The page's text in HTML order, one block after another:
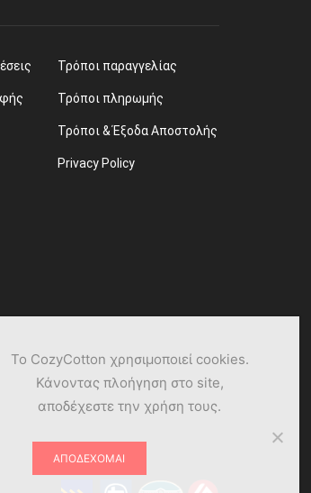
Τρόποι παραγγελίας
Τρόποι πληρωμής
Τρόποι & Έξοδα Αποστολής
Privacy Policy
Το CozyCotton χρησιμοποιεί cookies.
Κάνοντας πλοήγηση στο site,
αποδέχεστε την χρήση τους.
ΑΠΟΔΈΧΟΜΑΙ